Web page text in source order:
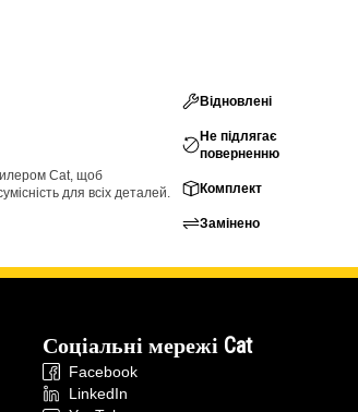
Cat, щоб
для всіх деталей.
Відновлені
Не підлягає
поверненню
Комплект
Замінено
Соціальні мережі Cat
Facebook
LinkedIn